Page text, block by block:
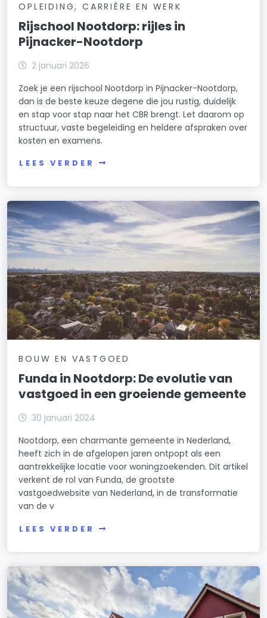
OPLEIDING, CARRIÈRE EN WERK
Rijschool Nootdorp: rijles in
Pijnacker-Nootdorp
2 januari 2026
Zoek je een rijschool Nootdorp in Pijnacker-Nootdorp,
dan is de beste keuze degene die jou rustig, duidelijk
en stap voor stap naar het CBR brengt. Let daarom op
structuur, vaste begeleiding en heldere afspraken over
kosten en examens.
LEES VERDER
BOUW EN VASTGOED
Funda in Nootdorp: De evolutie van
vastgoed in een groeiende gemeente
30 januari 2024
Nootdorp, een charmante gemeente in Nederland,
heeft zich in de afgelopen jaren ontpopt als een
aantrekkelijke locatie voor woningzoekenden. Dit artikel
verkent de rol van Funda, de grootste
vastgoedwebsite van Nederland, in de transformatie
van de v
LEES VERDER